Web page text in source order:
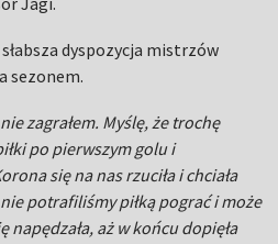
dyspozycja mistrzów
sezonem.
zagrałem. Myślę, że trochę
po pierwszym golu i
się na nas rzuciła i chciała
potrafiliśmy piłką pograć i może
napędzała, aż w końcu dopięła